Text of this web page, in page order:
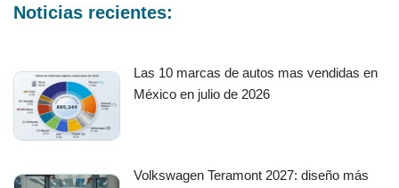
Noticias recientes:
Las 10 marcas de autos mas vendidas en
México en julio de 2026
Volkswagen Teramont 2027: diseño más